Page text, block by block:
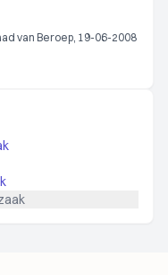
van Beroep, 19-06-2008